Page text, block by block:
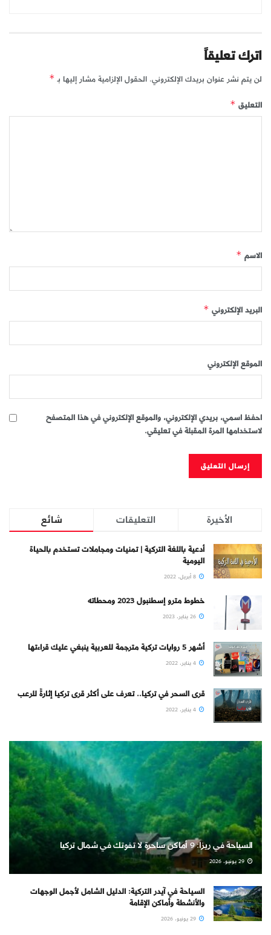
اترك تعليقاً
لن يتم نشر عنوان بريدك الإلكتروني. الحقول الإلزامية مشار إليها بـ *
التعليق *
الاسم *
البريد الإلكتروني *
الموقع الإلكتروني
احفظ اسمي، بريدي الإلكتروني، والموقع الإلكتروني في هذا المتصفح
لاستخدامها المرة المقبلة في تعليقي.
شائع التعليقات الأخيرة
أدعية باللغة التركية | تمنيات ومجاملات تستخدم بالحياة
اليومية
خطوط مترو إسطنبول 2023 ومحطاته
أشهر 5 روايات تركية مترجمة للعربية ينبغي عليك قراءتها
قرى السحر في تركيا.. تعرف على أكثر قرى تركيا إثارةً للرعب
السياحة في ريزا: 9 أماكن ساحرة لا تفوتك في شمال تركيا
السياحة في آيدر التركية: الدليل الشامل لأجمل الوجهات
والأنشطة وأماكن الإقامة